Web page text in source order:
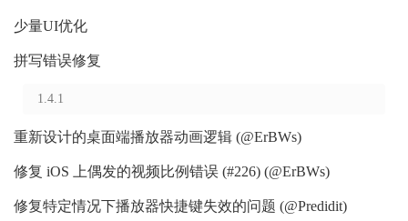
少量UI优化
拼写错误修复
1.4.1
重新设计的桌面端播放器动画逻辑 (@ErBWs)
修复 iOS 上偶发的视频比例错误 (#226) (@ErBWs)
修复特定情况下播放器快捷键失效的问题 (@Predidit)